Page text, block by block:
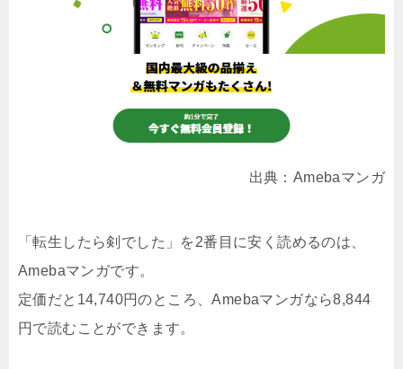
出典：Amebaマンガ
「転生したら剣でした」を2番目に安く読めるのは、
Amebaマンガです。
定価だと14,740円のところ、Amebaマンガなら8,844
円で読むことができます。